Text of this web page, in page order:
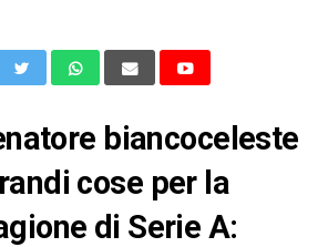
biancoceleste
cose per la
di Serie A: